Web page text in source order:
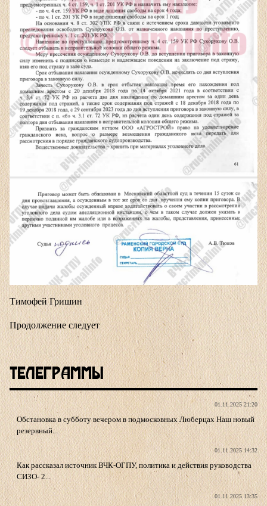
Тимофей Гришин
Продолжение следует
Телеграммы
01.11.2025 21:20
Обстановка в субботу вечером в подмосковных Люберцах Наш новый
резервный...
01.11.2025 14:32
Как рассказал источник ВЧК-ОГПУ, политика и действия руководства
СИЗО- 2...
01.11.2025 13:35